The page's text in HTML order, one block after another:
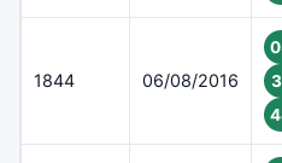
1844 06/08/2016